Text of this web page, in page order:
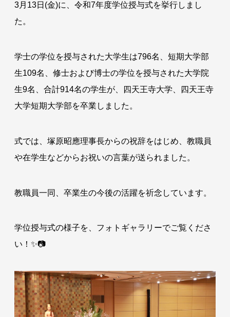
3月13日(金)に、令和7年度学位授与式を挙行しまし
た。
学士の学位を授与された大学生は796名、短期大学部
生109名、修士および博士の学位を授与された大学院
生9名、合計914名の学生が、四天王寺大学、四天王寺
大学短期大学部を卒業しました。
式では、塚原昭應理事長からの祝辞をはじめ、教職員
や在学生などからお祝いの言葉が送られました。
教職員一同、卒業生の今後の活躍を祈念しています。
学位授与式の様子を、フォトギャラリーでご覧くださ
い！✨📷